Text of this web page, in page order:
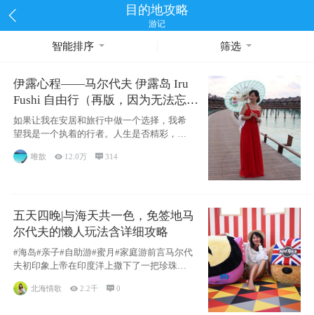
目的地攻略
游记
智能排序 筛选
伊露心程——马尔代夫 伊露岛 Iru
Fushi 自由行（再版，因为无法忘却
的留恋）
如果让我在安居和旅行中做一个选择，我希
望我是一个执着的行者。人生是否精彩，都
源于自己
唯歆  12.0万  314
五天四晚|与海天共一色，免签地马
尔代夫的懒人玩法含详细攻略
#海岛#亲子#自助游#蜜月#家庭游前言马尔代
夫初印象上帝在印度洋上撒下了一把珍珠，
北海情歌 2.2千 0